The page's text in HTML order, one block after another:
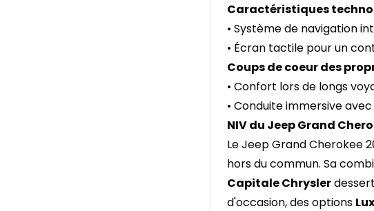
Caractéristiques
• Système de navigation
• Écran tactile pour un
Coups de coeur des
• Confort lors de longs
• Conduite immersive
NIV du Jeep Grand
Le Jeep Grand Cherokee
hors du commun. Sa
Capitale Chrysler
d'occasion, des options